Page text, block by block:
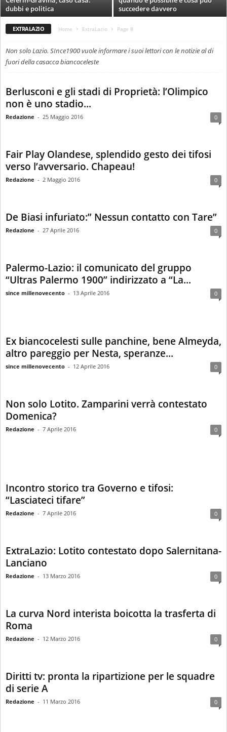
dubbi e politica
succedere davvero
EXTRALAZIO Home ExtraLazio Page 8
Non solo Lazio. SInce1900 vuole informare i suoi lettori con le notizie al di
fuori della casacca biancoceleste
Berlusconi e gli stadi di Proprietà: l’Olimpico
non è uno stadio...
Redazione - 25 Maggio 2016 0
Fair Play Olandese, splendido gesto dei tifosi
verso l’avversario. Chapeau!
Redazione - 2 Maggio 2016 0
De Biasi infuriato:” Nessun contatto con Tare”
Redazione - 27 Aprile 2016 0
Palermo-Lazio: il comunicato del gruppo
“Ultras Palermo 1900” indirizzato a “La...
since millenovecento - 13 Aprile 2016 0
Ex biancocelesti sulle panchine, bene Almeyda,
altro pareggio per Nesta, speranze...
since millenovecento - 12 Aprile 2016 0
Non solo Lotito. Zamparini verrà contestato
Domenica?
Redazione - 7 Aprile 2016 0
Incontro storico tra Governo e tifosi:
“Lasciateci tifare”
Redazione - 7 Aprile 2016 0
ExtraLazio: Lotito contestato dopo Salernitana-
Lanciano
Redazione - 13 Marzo 2016 0
La curva Nord interista boicotta la trasferta di
Roma
Redazione - 12 Marzo 2016 0
Diritti tv: pronta la ripartizione per le squadre
di serie A
Redazione - 11 Marzo 2016 0